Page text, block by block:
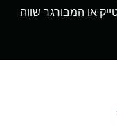
או המבורגר שווה